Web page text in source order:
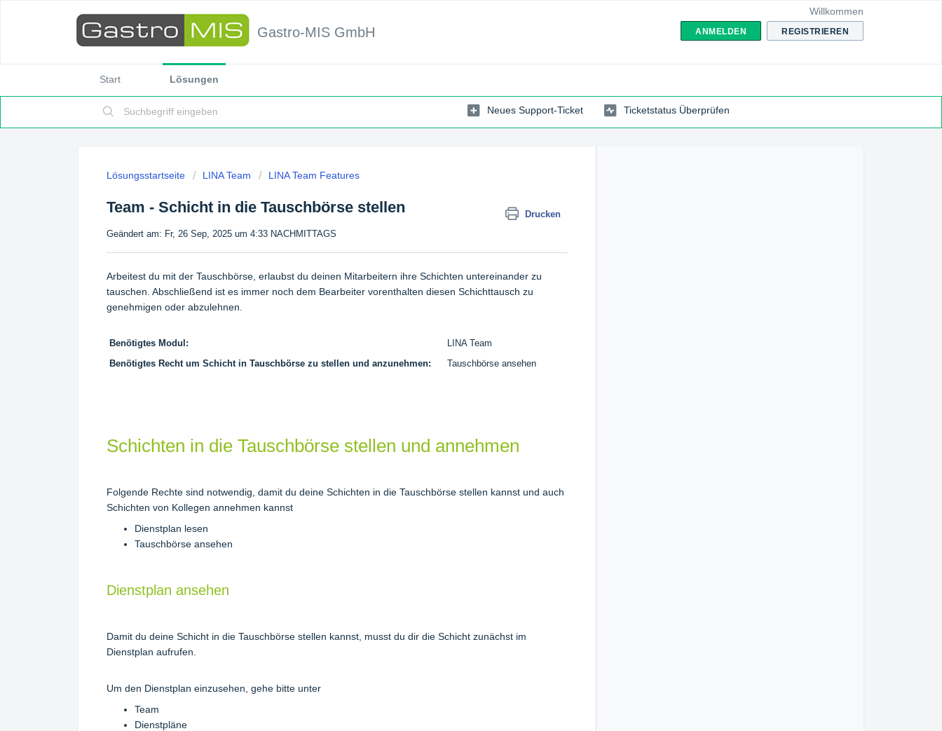
Gastro-MIS GmbH
Willkommen
ANMELDEN REGISTRIEREN
Start Lösungen
Neues Support-Ticket Ticketstatus Überprüfen
Lösungsstartseite LINA Team LINA Team Features
Team - Schicht in die Tauschbörse stellen
Drucken
Geändert am: Fr, 26 Sep, 2025 um 4:33 NACHMITTAGS
Arbeitest du mit der Tauschbörse, erlaubst du deinen Mitarbeitern ihre Schichten untereinander zu
tauschen. Abschließend ist es immer noch dem Bearbeiter vorenthalten diesen Schichttausch zu
genehmigen oder abzulehnen.
Benötigtes Modul:
LINA Team
Benötigtes Recht um Schicht in Tauschbörse zu stellen und anzunehmen:
Tauschbörse ansehen
Schichten in die Tauschbörse stellen und annehmen
Folgende Rechte sind notwendig, damit du deine Schichten in die Tauschbörse stellen kannst und auch
Schichten von Kollegen annehmen kannst
Dienstplan lesen
Tauschbörse ansehen
Dienstplan ansehen
Damit du deine Schicht in die Tauschbörse stellen kannst, musst du dir die Schicht zunächst im
Dienstplan aufrufen.
Um den Dienstplan einzusehen, gehe bitte unter
Team
Dienstpläne